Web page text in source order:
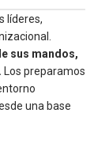
líderes,
sus mandos,
Los preparamos
una base
0
1
2
4
5
6
7
4
5
6
7
1
2
3
4
1
2
3
4
1
2
3
4
0
1